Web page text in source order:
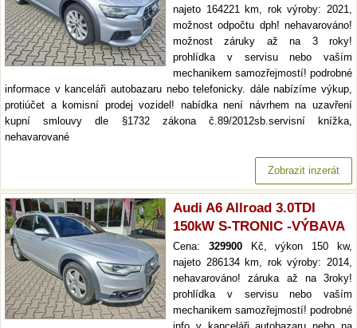
najeto 164221 km, rok výroby: 2021,
možnost odpočtu dph! nehavarováno!
možnost záruky až na 3 roky!
prohlídka v servisu nebo vaším
mechanikem samozřejmostí! podrobné
informace v kanceláři autobazaru nebo telefonicky. dále nabízíme výkup,
protiúčet a komisní prodej vozidel! nabídka není návrhem na uzavření
kupní smlouvy dle §1732 zákona č.89/2012sb.servisní knížka,
nehavarované
Zobrazit inzerát
Audi A6 Allroad 3.0TDI
150kW S-TRONIC -VÝBAVA
Cena: 329900Kč, výkon 150 kw,
najeto 286134 km, rok výroby: 2014,
nehavarováno! záruka až na 3roky!
prohlídka v servisu nebo vaším
mechanikem samozřejmostí! podrobné